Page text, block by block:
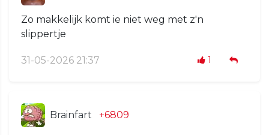
Zo makkelijk komt ie niet weg met z'n
slippertje
31-05-2026 21:37 1
Brainfart +6809